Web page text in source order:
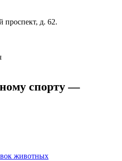
проспект, д. 62.
спорту —
животных